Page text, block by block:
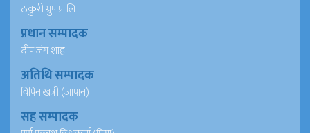
ठकुरी ग्रुप प्रा.लि
प्रधान सम्पादक
दीप जंग शाह
अतिथि सम्पादक
विपिन खत्री (जापान)
सह सम्पादक